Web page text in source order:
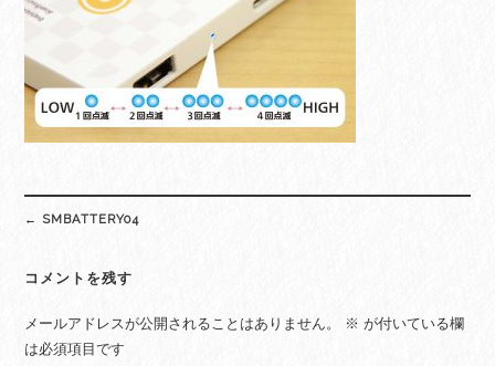
navigation
← SMBATTERY04
コメントを残す
メールアドレスが公開されることはありません。 ※ が付いている欄
は必須項目です